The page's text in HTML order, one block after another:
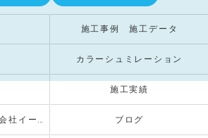
施工事例 施工データ
カラーシュミレーション
施工実績
ペイントジーラフ 株式会社イーストクリエイト ブログ